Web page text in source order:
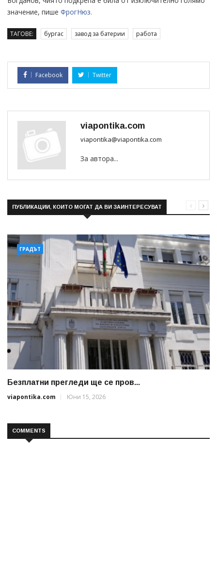
значение, пише ФрогНюз.
ТАГОВЕ: бургас завод за батерии работа
Facebook Twitter
viapontika.com
viapontika@viapontika.com
За автора...
ПУБЛИКАЦИИ, КОИТО МОГАТ ДА ВИ ЗАИНТЕРЕСУВАТ
ГРАДЪТ
Безплатни прегледи ще се пров...
viapontika.com
Юни 15, 2026
COMMENTS